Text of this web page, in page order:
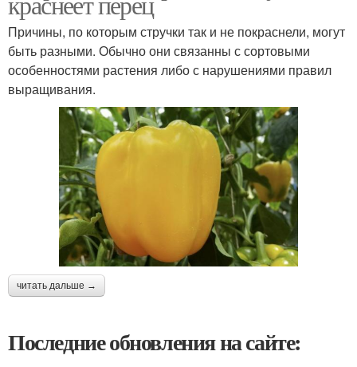
Причины, по которым стручки так и не покраснели, могут
быть разными. Обычно они связанны с сортовыми
особенностями растения либо с нарушениями правил
выращивания.
читать дальше →
Последние обновления на сайте: